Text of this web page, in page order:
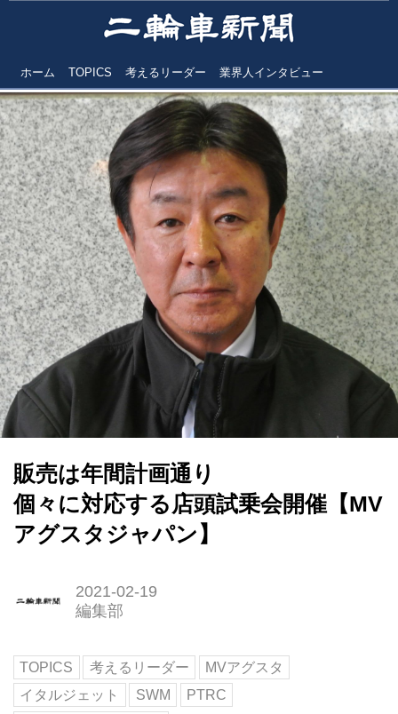
ホーム TOPICS 考えるリーダー 業界人インタビュー
販売は年間計画通り
個々に対応する店頭試乗会開催【MV
アグスタジャパン】
2021-02-19
編集部
TOPICS 考えるリーダー
MVアグスタ
イタルジェット
SWM
PTRC